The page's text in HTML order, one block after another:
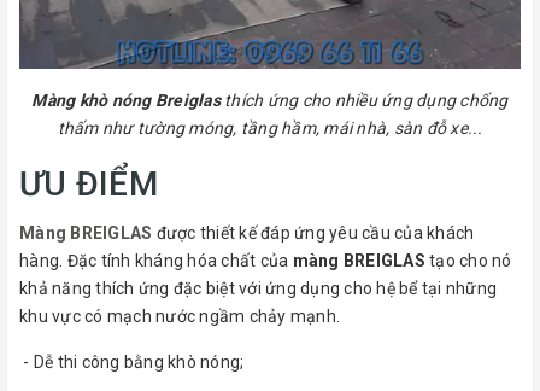
Màng khò nóng Breiglasthích ứng cho nhiều ứng dụng chống
thấm như tường móng, tầng hầm, mái nhà, sàn đỗ xe...
ƯU ĐIỂM
Màng BREIGLAS được thiết kế đáp ứng yêu cầu của khách
hàng. Đặc tính kháng hóa chất của màng BREIGLAS tạo cho nó
khả năng thích ứng đặc biệt với ứng dụng cho hệ bể tại những
khu vực có mạch nước ngầm chảy mạnh.
- Dễ thi công bằng khò nóng;